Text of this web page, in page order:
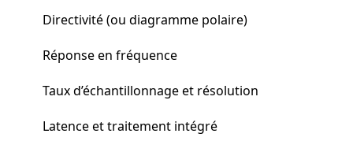
Directivité (ou diagramme polaire)
Réponse en fréquence
Taux d’échantillonnage et résolution
Latence et traitement intégré